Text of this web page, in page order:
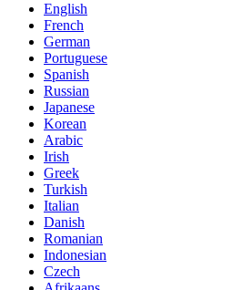
English
French
German
Portuguese
Spanish
Russian
Japanese
Korean
Arabic
Irish
Greek
Turkish
Italian
Danish
Romanian
Indonesian
Czech